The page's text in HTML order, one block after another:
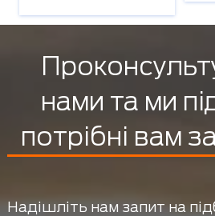
нами та ми
потрібні вам
Надішліть нам запит на